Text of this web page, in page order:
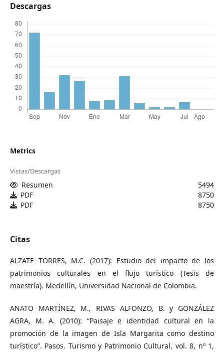
Descargas
Metrics
Vistas/Descargas
Resumen
5494
PDF
8750
PDF
8750
Citas
ALZATE TORRES, M.C. (2017): Estudio del impacto de los
patrimonios culturales en el flujo turístico (Tesis de
maestría). Medellín, Universidad Nacional de Colombia.
ANATO MARTÍNEZ, M., RIVAS ALFONZO, B. y GONZÁLEZ
AGRA, M. A. (2010): “Paisaje e identidad cultural en la
promoción de la imagen de Isla Margarita como destino
turístico”. Pasos. Turismo y Patrimonio Cultural, vol. 8, nº 1,